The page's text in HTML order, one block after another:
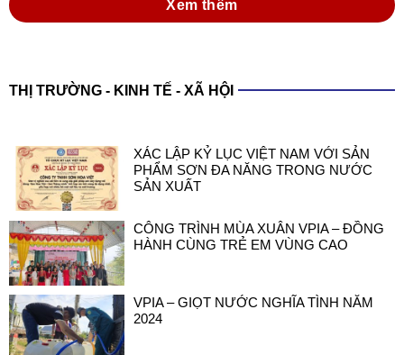
Xem thêm
THỊ TRƯỜNG - KINH TẾ - XÃ HỘI
XÁC LẬP KỶ LỤC VIỆT NAM VỚI SẢN
PHẨM SƠN ĐA NĂNG TRONG NƯỚC
SẢN XUẤT
CÔNG TRÌNH MÙA XUÂN VPIA – ĐỒNG
HÀNH CÙNG TRẺ EM VÙNG CAO
VPIA – GIỌT NƯỚC NGHĨA TÌNH NĂM
2024